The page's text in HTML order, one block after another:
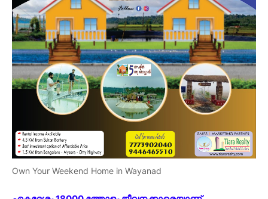
Own Your Weekend Home in Wayanad